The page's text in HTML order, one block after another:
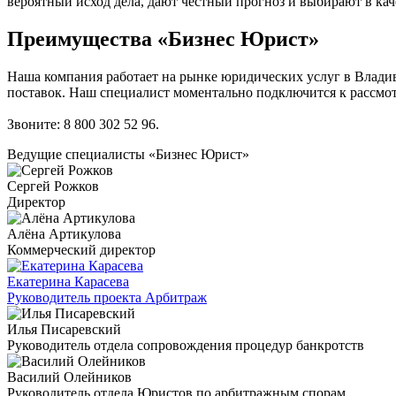
Преимущества «Бизнес Юрист»
Наша компания работает на рынке юридических услуг в
поставок. Наш специалист моментально подключится к
Звоните: 8 800 302 52 96.
Ведущие специалисты «Бизнес Юрист»
Сергей Рожков
Директор
Алёна Артикулова
Коммерческий директор
Екатерина Карасева
Руководитель проекта Арбитраж
Илья Писаревский
Руководитель отдела сопровождения процедур банкротств
Василий Олейников
Руководитель отдела Юристов по арбитражным спорам